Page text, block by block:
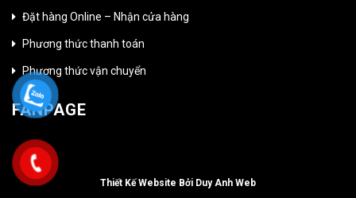
Đặt hàng Online – Nhận cửa hàng
Phương thức thanh toán
Phương thức vận chuyển
FANPAGE
Thiết Kế Website Bởi Duy Anh Web